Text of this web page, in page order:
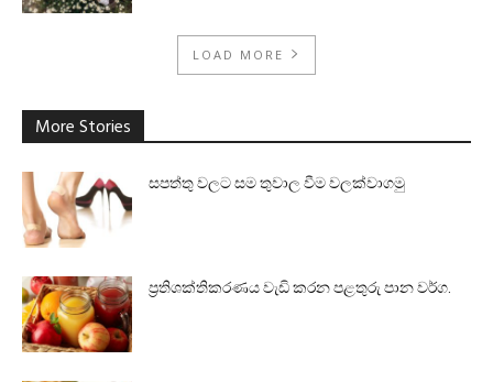
LOAD MORE
More Stories
සපත්තු වලට සම තුවාල වීම වලක්වාගමු
ප්‍රතිශක්තිකරණය වැඩි කරන පළතුරු පාන වර්ග.